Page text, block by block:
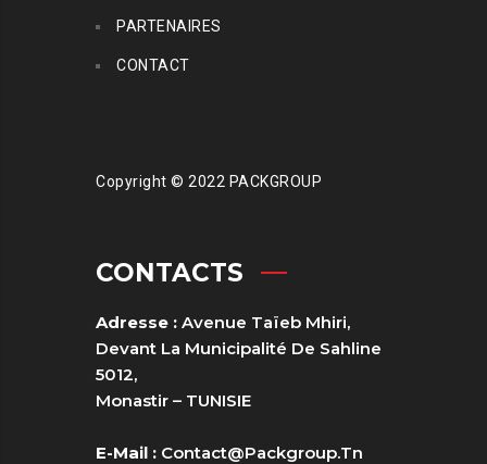
PARTENAIRES
CONTACT
Copyright © 2022 PACKGROUP
CONTACTS
Adresse : Avenue Taïeb Mhiri,
Devant La Municipalité De Sahline
5012,
Monastir – TUNISIE
E-Mail : Contact@packgroup.tn